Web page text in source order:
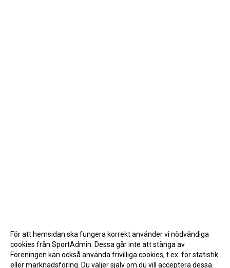
För att hemsidan ska fungera korrekt använder vi nödvändiga
cookies från SportAdmin. Dessa går inte att stänga av.
Föreningen kan också använda frivilliga cookies, t.ex. för statistik
eller marknadsföring. Du väljer själv om du vill acceptera dessa.